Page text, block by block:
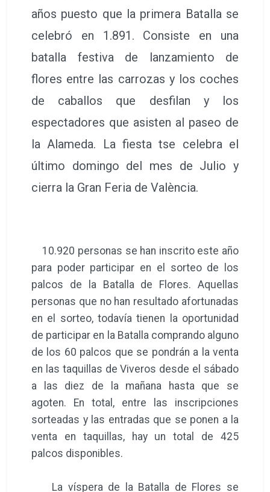
años puesto que la primera Batalla se
celebró en 1.891. Consiste en una
batalla festiva de lanzamiento de
flores entre las carrozas y los coches
de caballos que desfilan y los
espectadores que asisten al paseo de
la Alameda. La fiesta tse celebra el
último domingo del mes de Julio y
cierra la Gran Feria de València.
10.920 personas se han inscrito este año
para poder participar en el sorteo de los
palcos de la Batalla de Flores. Aquellas
personas que no han resultado afortunadas
en el sorteo, todavía tienen la oportunidad
de participar en la Batalla comprando alguno
de los 60 palcos que se pondrán a la venta
en las taquillas de Viveros desde el sábado
a las diez de la mañana hasta que se
agoten. En total, entre las inscripciones
sorteadas y las entradas que se ponen a la
venta en taquillas, hay un total de 425
palcos disponibles.
La víspera de la Batalla de Flores se